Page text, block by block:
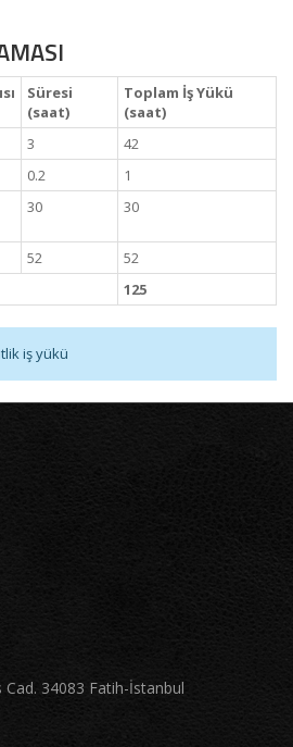
Süresi
(saat)
Toplam İş Yükü
(saat)
3
42
0.2
1
30 30
52
52
125
iş yükü
Cad. 34083 Fatih-İstanbul